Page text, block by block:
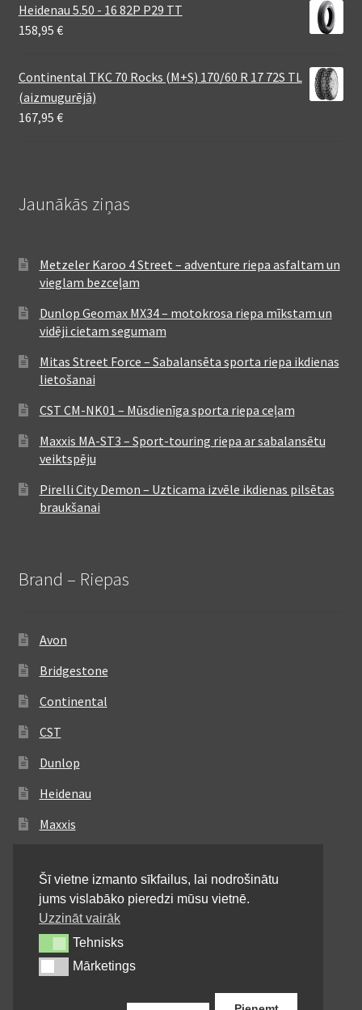
Heidenau 5.50 - 16 82P P29 TT
158,95 €
Continental TKC 70 Rocks (M+S) 170/60 R 17 72S TL
(aizmugurējā)
167,95 €
Jaunākās ziņas
Metzeler Karoo 4 Street – adventure riepa asfaltam un
vieglam bezceļam
Dunlop Geomax MX34 – motokrosa riepa mīkstam un
vidēji cietam segumam
Mitas Street Force – Sabalansēta sporta riepa ikdienas
lietošanai
CST CM-NK01 – Mūsdienīga sporta riepa ceļam
Maxxis MA-ST3 – Sport-touring riepa ar sabalansētu
veiktspēju
Pirelli City Demon – Uzticama izvēle ikdienas pilsētas
braukšanai
Brand – Riepas
Avon
Bridgestone
Continental
CST
Dunlop
Heidenau
Maxxis
Michelin
Mitas
Pirelli
Shinko
Šī vietne izmanto sīkfailus, lai nodrošinātu
jums vislabāko pieredzi mūsu vietnē.
Uzzināt vairāk
TehnisksTehnisks
MārketingsMārketings